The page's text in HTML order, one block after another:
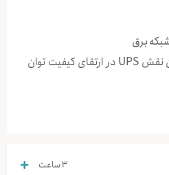
۳- مقدمه ای بر کیفیت توان نقش UPS در ارتقای کیفیت توان
۳ ساعت